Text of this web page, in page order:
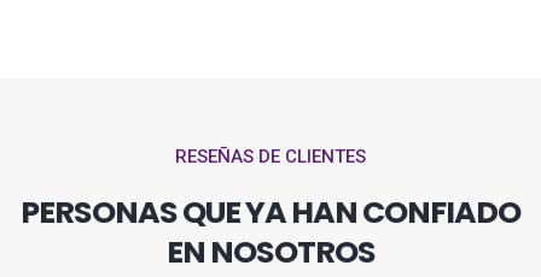
RESEÑAS DE CLIENTES
PERSONAS QUE YA HAN CONFIADO
EN NOSOTROS